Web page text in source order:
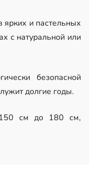
и пастельных
с натуральной или
безопасной
долгие годы.
см до 180 см,